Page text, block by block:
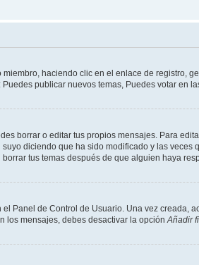
haciendo clic en el enlace de registro,
publicar nuevos temas, Puedes votar en
borrar o editar tus propios mensajes. Para
diciendo que ha sido modificado y las
tus temas después de que alguien haya
Panel de Control de Usuario. Una vez creada,
los mensajes, debes desactivar la opciónAñadir